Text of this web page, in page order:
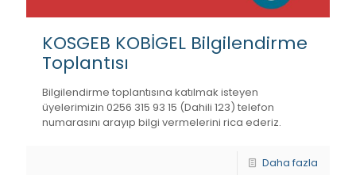
KOSGEB KOBİGEL Bilgilendirme
Toplantısı
Bilgilendirme toplantısına katılmak isteyen
üyelerimizin 0256 315 93 15 (Dahili 123) telefon
numarasını arayıp bilgi vermelerini rica ederiz.
Daha fazla